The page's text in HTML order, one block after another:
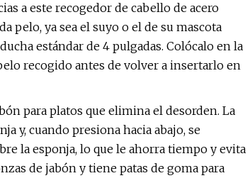
a este recogedor de cabello de acero
pelo, ya sea el suyo o el de su mascota
estándar de 4 pulgadas. Colócalo en la
recogido antes de volver a insertarlo en
para platos que elimina el desorden. La
y, cuando presiona hacia abajo, se
la esponja, lo que le ahorra tiempo y evita
de jabón y tiene patas de goma para